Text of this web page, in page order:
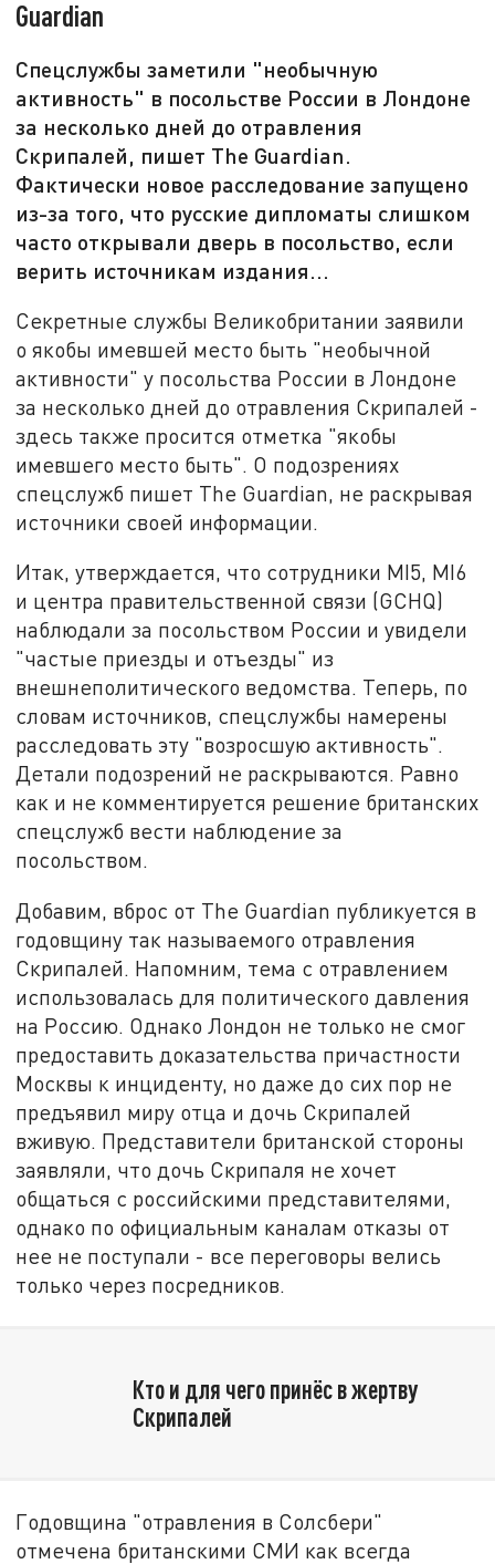
Guardian
Спецслужбы заметили "необычную
активность" в посольстве России в Лондоне
за несколько дней до отравления
Скрипалей, пишет The Guardian.
Фактически новое расследование запущено
из-за того, что русские дипломаты слишком
часто открывали дверь в посольство, если
верить источникам издания...
Секретные службы Великобритании заявили
о якобы имевшей место быть "необычной
активности" у посольства России в Лондоне
за несколько дней до отравления Скрипалей -
здесь также просится отметка "якобы
имевшего место быть". О подозрениях
спецслужб пишет The Guardian, не раскрывая
источники своей информации.
Итак, утверждается, что сотрудники MI5, MI6
и центра правительственной связи (GCHQ)
наблюдали за посольством России и увидели
"частые приезды и отъезды" из
внешнеполитического ведомства. Теперь, по
словам источников, спецслужбы намерены
расследовать эту "возросшую активность".
Детали подозрений не раскрываются. Равно
как и не комментируется решение британских
спецслужб вести наблюдение за
посольством.
Добавим, вброс от The Guardian публикуется в
годовщину так называемого отравления
Скрипалей. Напомним, тема с отравлением
использовалась для политического давления
на Россию. Однако Лондон не только не смог
предоставить доказательства причастности
Москвы к инциденту, но даже до сих пор не
предъявил миру отца и дочь Скрипалей
вживую. Представители британской стороны
заявляли, что дочь Скрипаля не хочет
общаться с российскими представителями,
однако по официальным каналам отказы от
нее не поступали - все переговоры велись
только через посредников.
Кто и для чего принёс в жертву
Скрипалей
Годовщина "отравления в Солсбери"
отмечена британскими СМИ как всегда